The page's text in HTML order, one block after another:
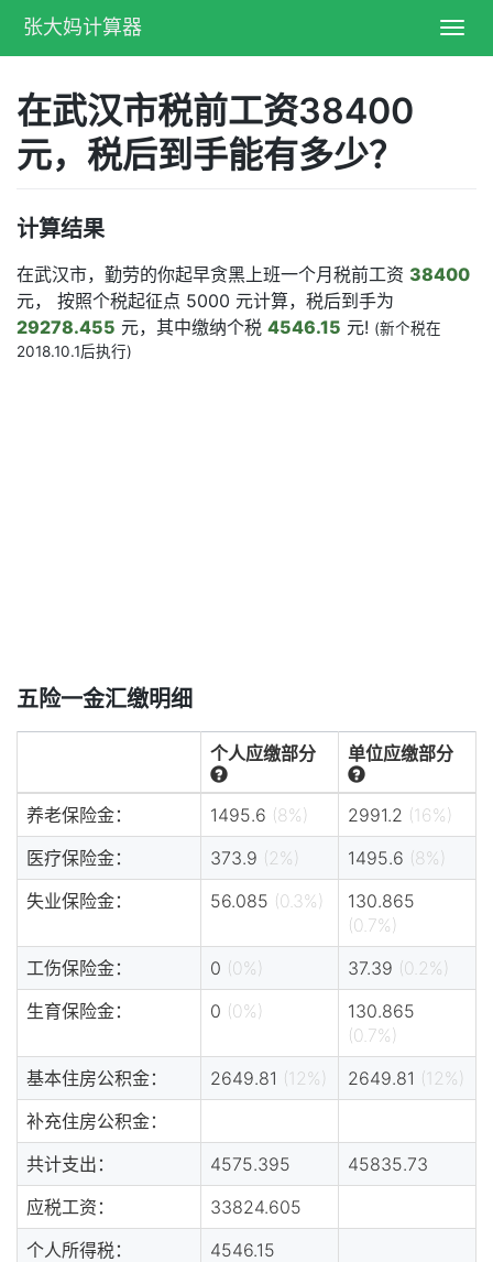
张大妈计算器
在武汉市税前工资38400
元，税后到手能有多少？
计算结果
在武汉市，勤劳的你起早贪黑上班一个月税前工资 38400
元， 按照个税起征点 5000 元计算，税后到手为
29278.455 元，其中缴纳个税 4546.15 元! (新个税在
2018.10.1后执行)
五险一金汇缴明细
个人应缴部分 单位应缴部分
养老保险金： 1495.6 (8%) 2991.2 (16%)
医疗保险金：
373.9 (2%) 1495.6 (8%)
失业保险金：
56.085 (0.3%)
130.865
(0.7%)
工伤保险金：
0 (0%) 37.39 (0.2%)
生育保险金：
0 (0%)
130.865
(0.7%)
基本住房公积金：
2649.81 (12%) 2649.81 (12%)
补充住房公积金：
共计支出：
4575.395
45835.73
应税工资：
33824.605
个人所得税：
4546.15